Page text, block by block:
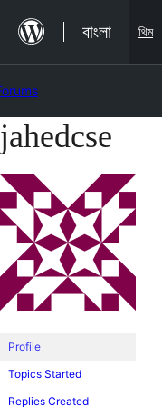
এড়িয়ে
যাও
বাংলা থিম
Skip
to
content
jahedcse
Profile
Topics Started
Replies Created